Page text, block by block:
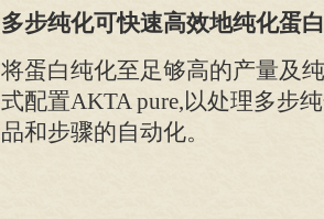
多步纯化可快速高效地纯化蛋白
将蛋白纯化至足够高的产量及
式配置AKTA pure,以处理多步
品和步骤的自动化。